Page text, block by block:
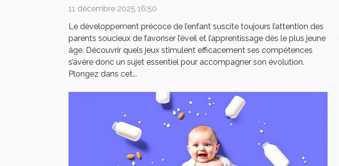
11 décembre 2025 16:50
Le développement précoce de l’enfant suscite toujours l’attention des
parents soucieux de favoriser l’éveil et l’apprentissage dès le plus jeune
âge. Découvrir quels jeux stimulent efficacement ses compétences
s’avère donc un sujet essentiel pour accompagner son évolution.
Plongez dans cet...